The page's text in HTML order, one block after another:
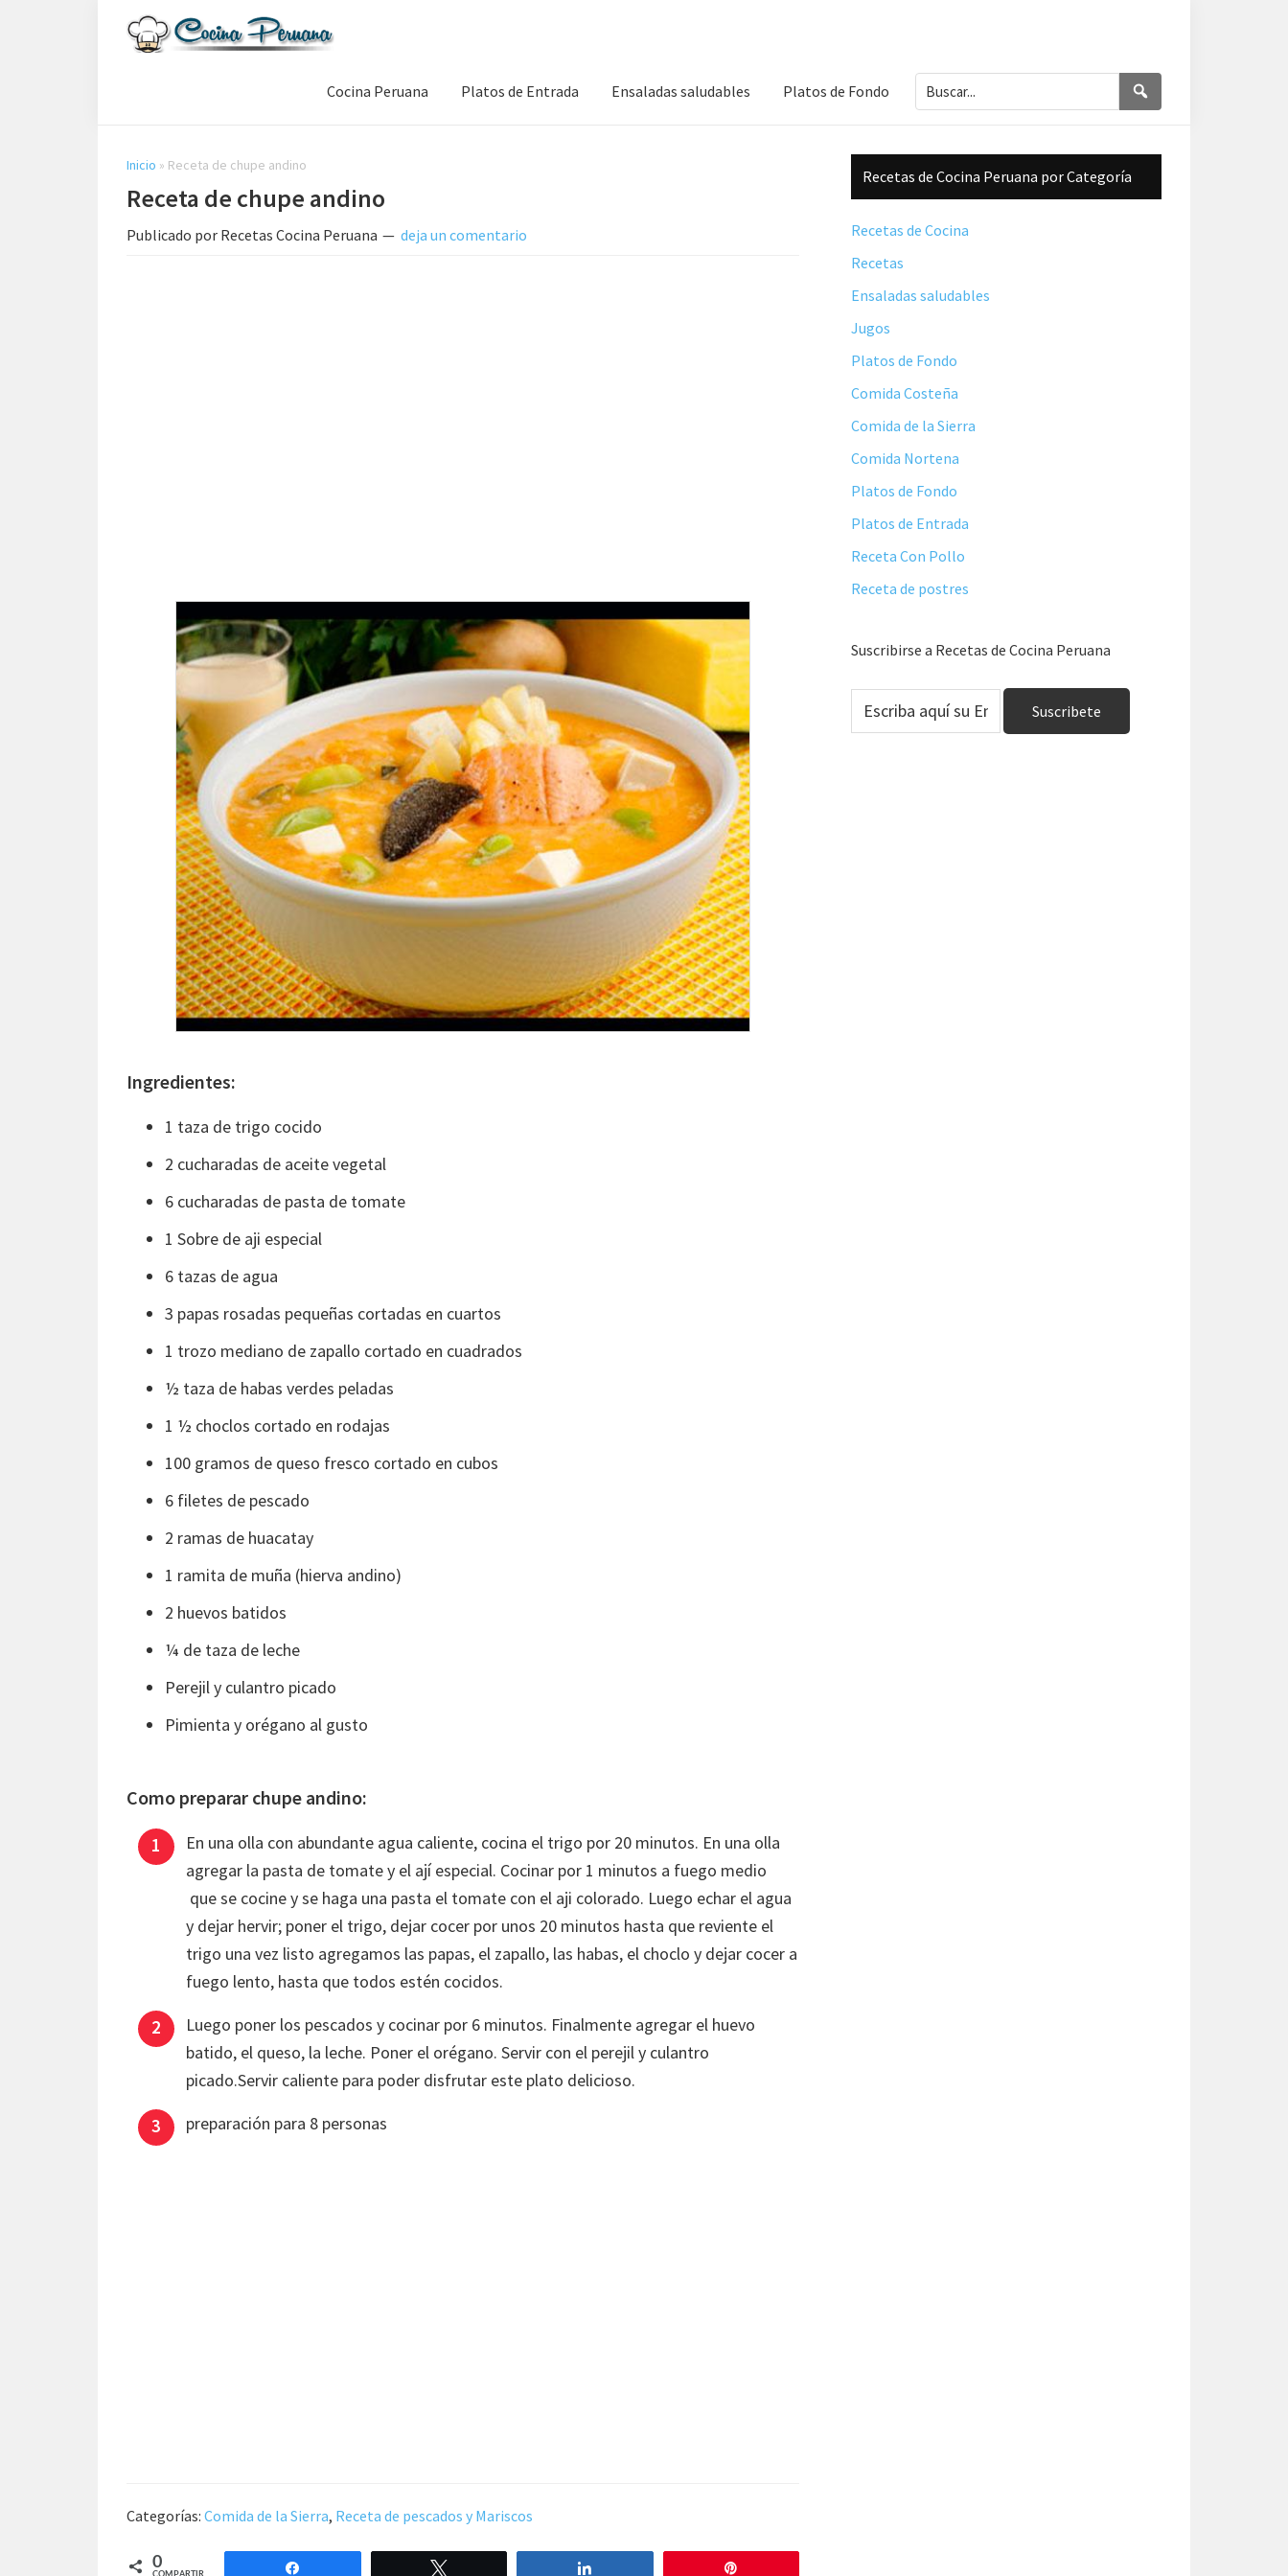
de
Comida
Peruana
Cocina Peruana Platos de Entrada Ensaladas saludables Platos de Fondo Buscar...
Inicio » Receta de chupe andino
Receta de chupe andino
Publicado por Recetas Cocina Peruana deja un comentario
Ingredientes:
1 taza de trigo cocido
2 cucharadas de aceite vegetal
6 cucharadas de pasta de tomate
1 Sobre de aji especial
6 tazas de agua
3 papas rosadas pequeñas cortadas en cuartos
1 trozo mediano de zapallo cortado en cuadrados
½ taza de habas verdes peladas
1 ½ choclos cortado en rodajas
100 gramos de queso fresco cortado en cubos
6 filetes de pescado
2 ramas de huacatay
1 ramita de muña (hierva andino)
2 huevos batidos
¼ de taza de leche
Perejil y culantro picado
Pimienta y orégano al gusto
Como preparar chupe andino:
En una olla con abundante agua caliente, cocina el trigo por 20 minutos. En una olla
agregar la pasta de tomate y el ají especial. Cocinar por 1 minutos a fuego medio
que se cocine y se haga una pasta el tomate con el aji colorado. Luego echar el agua
y dejar hervir; poner el trigo, dejar cocer por unos 20 minutos hasta que reviente el
trigo una vez listo agregamos las papas, el zapallo, las habas, el choclo y dejar cocer a
fuego lento, hasta que todos estén cocidos.
Luego poner los pescados y cocinar por 6 minutos. Finalmente agregar el huevo
batido, el queso, la leche. Poner el orégano. Servir con el perejil y culantro
picado.Servir caliente para poder disfrutar este plato delicioso.
preparación para 8 personas
Categorías: Comida de la Sierra, Receta de pescados y Mariscos
0
Barra
lateral
principal
Recetas de Cocina Peruana por Categoría
Recetas de Cocina
Recetas
Ensaladas saludables
Jugos
Platos de Fondo
Comida Costeña
Comida de la Sierra
Comida Nortena
Platos de Fondo
Platos de Entrada
Receta Con Pollo
Receta de postres
Suscribirse a Recetas de Cocina Peruana